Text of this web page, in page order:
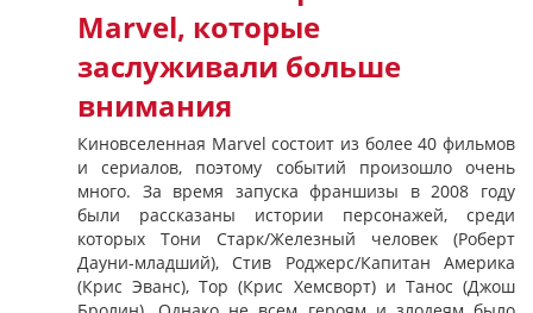
Marvel, которые
заслуживали больше
внимания
Киновселенная Marvel состоит из более 40 фильмов
и сериалов, поэтому событий произошло очень
много. За время запуска франшизы в 2008 году
были рассказаны истории персонажей, среди
которых Тони Старк/Железный человек (Роберт
Дауни-младший), Стив Роджерс/Капитан Америка
(Крис Эванс), Тор (Крис Хемсворт) и Танос (Джош